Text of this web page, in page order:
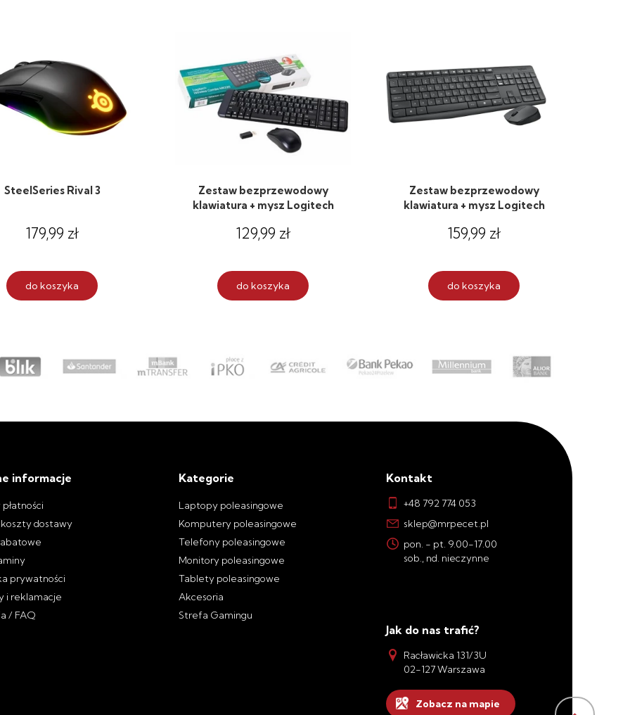
SteelSeries Rival 3
179,99 zł
do koszyka
Zestaw bezprzewodowy
klawiatura + mysz Logitech
129,99 zł
do koszyka
Zestaw bezprzewodowy
klawiatura + mysz Logitech
159,99 zł
do koszyka
informacje
koszty dostawy
prywatności
i reklamacje
/ FAQ
Kategorie
Laptopy poleasingowe
Komputery poleasingowe
Telefony poleasingowe
Monitory poleasingowe
Tablety poleasingowe
Akcesoria
Strefa Gamingu
Kontakt
+48 792 774 053
sklep@mrpecet.pl
pon. - pt. 9.00-17.00
sob., nd. nieczynne
Jak do nas trafić?
Racławicka 131/3U
02-127 Warszawa
Zobacz na mapie